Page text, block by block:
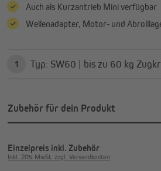
Auch als Kurzantrieb Mini verfügbar
Wellenadapter, Motor- und
1 Typ: SW60 | bis zu 60 kg
Zubehör für dein Produkt
Einzelpreis inkl. Zubehör
Inkl. 20% MwSt. zzgl. Versandkosten